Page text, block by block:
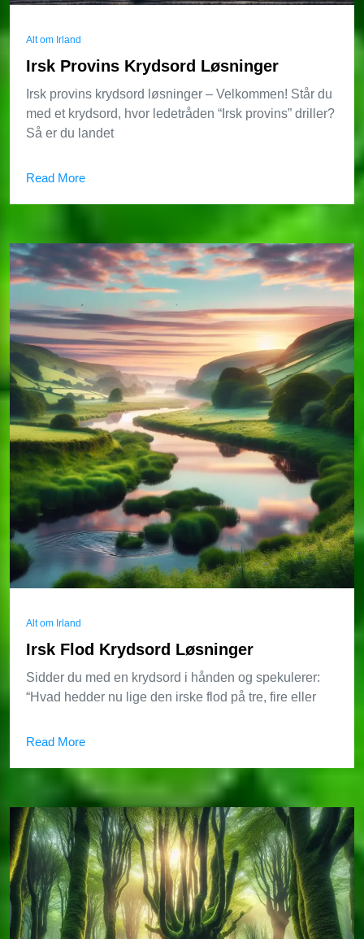
Alt om Irland
Irsk Provins Krydsord Løsninger
Irsk provins krydsord løsninger – Velkommen! Står du
med et krydsord, hvor ledetråden “Irsk provins” driller?
Så er du landet
Read More
Alt om Irland
Irsk Flod Krydsord Løsninger
Sidder du med en krydsord i hånden og spekulerer:
“Hvad hedder nu lige den irske flod på tre, fire eller
Read More